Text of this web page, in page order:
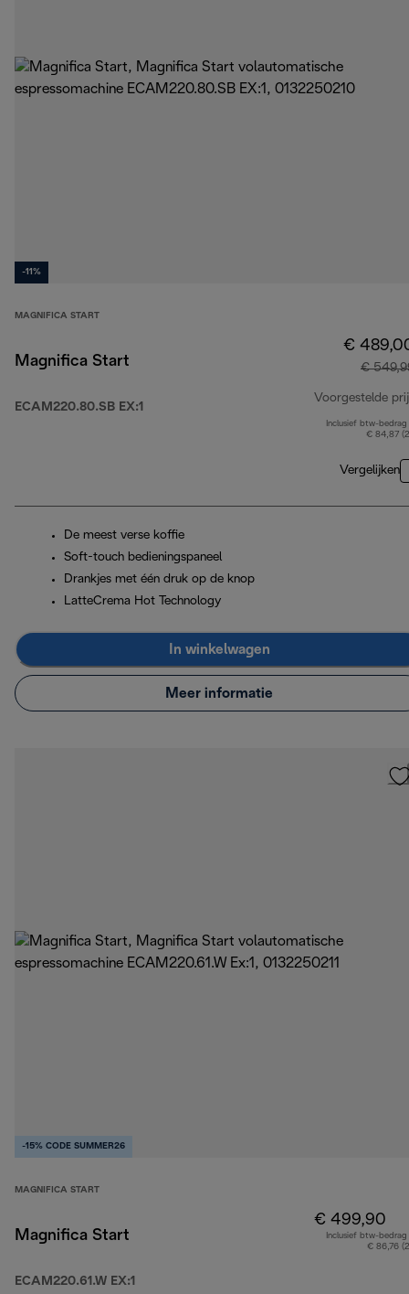
-11%
MAGNIFICA START
Magnifica Start
ECAM220.80.SB EX:1
€
€
Voorgestelde
Inclusief btw-bedrag
€ 84,87
Vergelijken
De meest verse koffie
Soft-touch bedieningspaneel
Drankjes met één druk op de knop
LatteCrema Hot Technology
In winkelwagen
Meer informatie
-15% CODE SUMMER26
MAGNIFICA START
Magnifica Start
ECAM220.61.W EX:1
€ 499,90
Inclusief btw-bedrag
€ 86,76